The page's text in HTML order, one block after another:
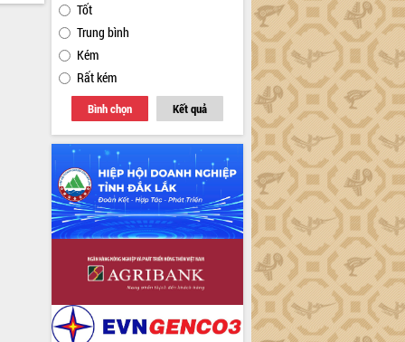
Tốt
Trung bình
Kém
Rất kém
Bình chọn Kết quả